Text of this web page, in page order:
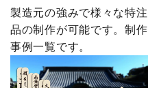
製造元の強みで様々な特注
品の制作が可能です。制作
事例一覧です。